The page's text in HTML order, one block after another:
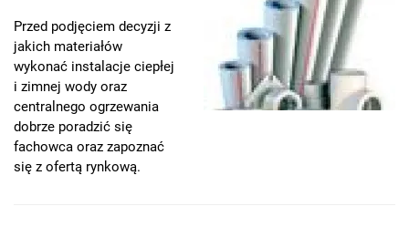
Przed podjęciem decyzji z
jakich materiałów
wykonać instalacje ciepłej
i zimnej wody oraz
centralnego ogrzewania
dobrze poradzić się
fachowca oraz zapoznać
się z ofertą rynkową.